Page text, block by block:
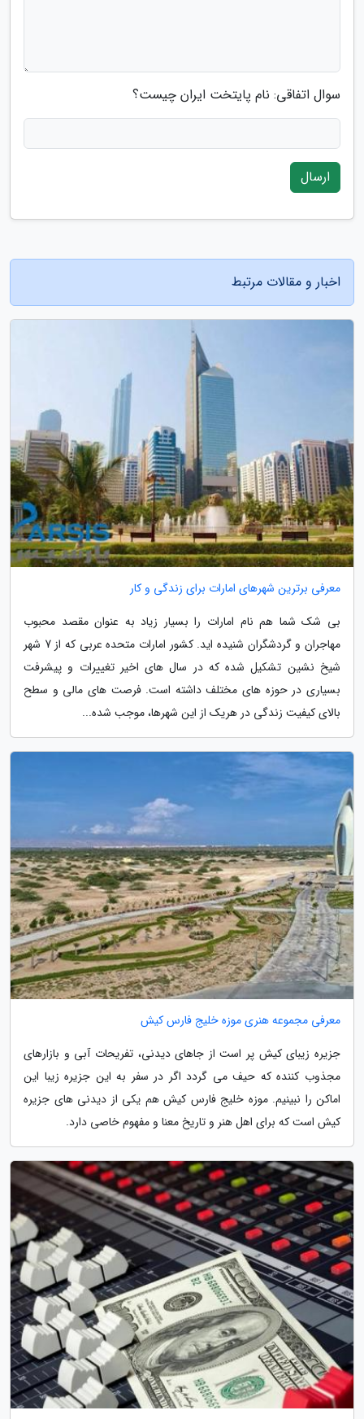
سوال اتفاقی: نام پایتخت ایران چیست؟
ارسال
اخبار و مقالات مرتبط
معرفی برترین شهرهای امارات برای زندگی و کار
بی شک شما هم نام امارات را بسیار زیاد به عنوان مقصد محبوب
مهاجران و گردشگران شنیده اید. کشور امارات متحده عربی که از 7 شهر
شیخ نشین تشکیل شده که در سال های اخیر تغییرات و پیشرفت
بسیاری در حوزه های مختلف داشته است. فرصت های مالی و سطح
بالای کیفیت زندگی در هریک از این شهرها، موجب شده...
معرفی مجموعه هنری موزه خلیج فارس کیش
جزیره زیبای کیش پر است از جاهای دیدنی، تفریحات آبی و بازارهای
مجذوب کننده که حیف می گردد اگر در سفر به این جزیره زیبا این
اماکن را نبینیم. موزه خلیج فارس کیش هم یکی از دیدنی های جزیره
کیش است که برای اهل هنر و تاریخ معنا و مفهوم خاصی دارد.